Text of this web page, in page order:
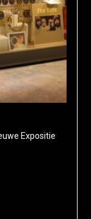
Expositie